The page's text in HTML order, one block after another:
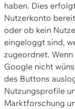
haben. Dies
Nutzerkonto
oder ob kein
eingeloggt sind,
zugeordnet.
Google nicht
des Buttons
Nutzungsprofile
Marktforschung